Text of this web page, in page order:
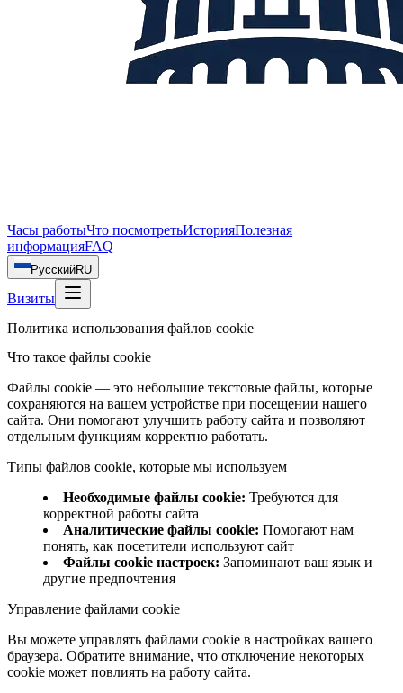
Часы работыЧто посмотретьИсторияПолезная
информацияFAQ
РусскийRU
Визиты
Политика использования файлов cookie
Что такое файлы cookie
Файлы cookie — это небольшие текстовые файлы, которые
сохраняются на вашем устройстве при посещении нашего
сайта. Они помогают улучшить работу сайта и позволяют
отдельным функциям корректно работать.
Типы файлов cookie, которые мы используем
Необходимые файлы cookie: Требуются для
корректной работы сайта
Аналитические файлы cookie: Помогают нам
понять, как посетители используют сайт
Файлы cookie настроек: Запоминают ваш язык и
другие предпочтения
Управление файлами cookie
Вы можете управлять файлами cookie в настройках вашего
браузера. Обратите внимание, что отключение некоторых
cookie может повлиять на работу сайта.